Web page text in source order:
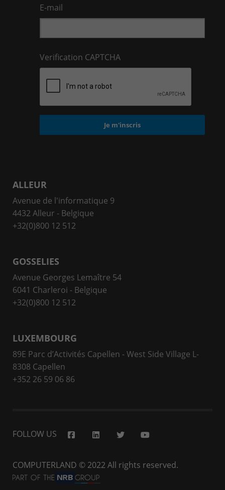
E-mail
Verification CAPTCHA
ALLEUR
Avenue de l'informatique 9
4432 Alleur - Belgique
+32(0)800 12 512
GOSSELIES
Avenue Georges Lemaître 54
6041 Charleroi - Belgique
+32(0)800 12 512
LUXEMBOURG
89E Parc d’Activités Capellen - West Side Village L-
8308 Capellen
+352 26 59 06 86
FOLLOW US
COMPUTERLAND © 2022 All rights reserved.